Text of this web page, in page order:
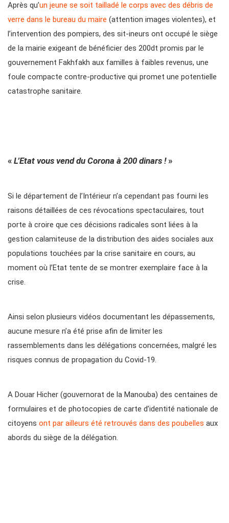
Après qu’un jeune se soit tailladé le corps avec des débris de
verre dans le bureau du maire (attention images violentes), et
l’intervention des pompiers, des sit-ineurs ont occupé le siège
de la mairie exigeant de bénéficier des 200dt promis par le
gouvernement Fakhfakh aux familles à faibles revenus, une
foule compacte contre-productive qui promet une potentielle
catastrophe sanitaire.
« L’Etat vous vend du Corona à 200 dinars !»
Si le département de l’Intérieur n’a cependant pas fourni les
raisons détaillées de ces révocations spectaculaires, tout
porte à croire que ces décisions radicales sont liées à la
gestion calamiteuse de la distribution des aides sociales aux
populations touchées par la crise sanitaire en cours, au
moment où l’Etat tente de se montrer exemplaire face à la
crise.
Ainsi selon plusieurs vidéos documentant les dépassements,
aucune mesure n’a été prise afin de limiter les
rassemblements dans les délégations concernées, malgré les
risques connus de propagation du Covid-19.
A Douar Hicher (gouvernorat de la Manouba) des centaines de
formulaires et de photocopies de carte d’identité nationale de
citoyens ont par ailleurs été retrouvés dans des poubelles aux
abords du siège de la délégation.